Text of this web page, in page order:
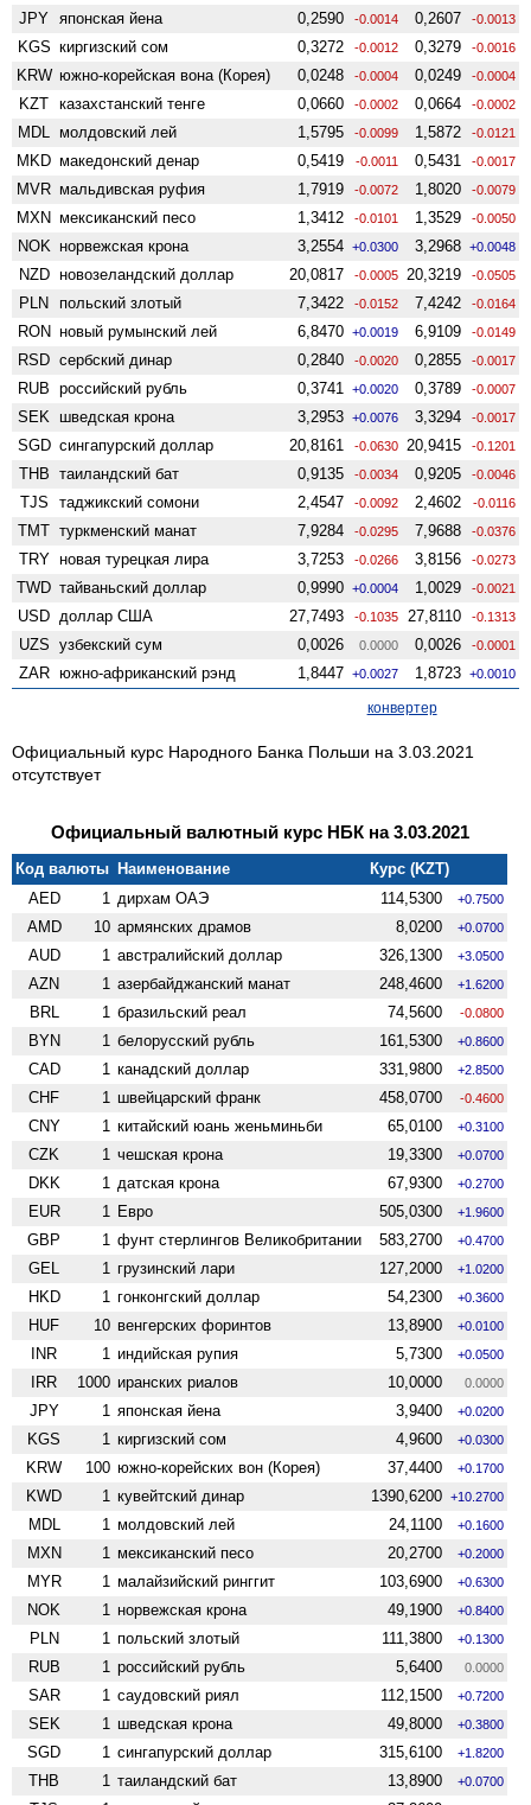
JPY японская йена 0,2590 -0.0014 0,2607 -0.0013
KGS киргизский сом 0,3272 -0.0012 0,3279 -0.0016
KRW южно-корейская вона (Корея) 0,0248 -0.0004 0,0249 -0.0004
KZT казахстанский тенге 0,0660 -0.0002 0,0664 -0.0002
MDL молдовский лей 1,5795 -0.0099 1,5872 -0.0121
MKD македонский денар 0,5419 -0.0011 0,5431 -0.0017
MVR мальдивская руфия 1,7919 -0.0072 1,8020 -0.0079
MXN мексиканский песо 1,3412 -0.0101 1,3529 -0.0050
NOK норвежская крона 3,2554 +0.0300 3,2968 +0.0048
NZD ново­зеландский доллар 20,0817 -0.0005 20,3219 -0.0505
PLN польский злотый 7,3422 -0.0152 7,4242 -0.0164
RON новый румынский лей 6,8470 +0.0019 6,9109 -0.0149
RSD сербский динар 0,2840 -0.0020 0,2855 -0.0017
RUB российский рубль 0,3741 +0.0020 0,3789 -0.0007
SEK шведская крона 3,2953 +0.0076 3,3294 -0.0017
SGD сингапурский доллар 20,8161 -0.0630 20,9415 -0.1201
THB таиландский бат 0,9135 -0.0034 0,9205 -0.0046
TJS таджикский сомони 2,4547 -0.0092 2,4602 -0.0116
TMT туркменский манат 7,9284 -0.0295 7,9688 -0.0376
TRY новая турецкая лира 3,7253 -0.0266 3,8156 -0.0273
TWD тайваньский доллар 0,9990 +0.0004 1,0029 -0.0021
USD доллар США 27,7493 -0.1035 27,8110 -0.1313
UZS узбекский сум 0,0026 0.0000 0,0026 -0.0001
ZAR южно-африканский рэнд 1,8447 +0.0027 1,8723 +0.0010
конвертер
Официальный курс Народного Банка Польши на 3.03.2021
отсутствует
Официальный валютный курс НБК на 3.03.2021
Код валюты Наименование
Курс (KZT)
AED
1 дирхам ОАЭ 114,5300 +0.7500
AMD 10 армянских драмов 8,0200 +0.0700
AUD 1 австралийский доллар 326,1300 +3.0500
AZN 1 азербайджанский манат 248,4600 +1.6200
BRL 1 бразильский реал 74,5600 -0.0800
BYN 1 белорусский рубль 161,5300 +0.8600
CAD 1 канадский доллар 331,9800 +2.8500
CHF 1 швейцарский франк 458,0700 -0.4600
CNY 1 китайский юань женьминьби 65,0100 +0.3100
CZK 1 чешская крона 19,3300 +0.0700
DKK 1 датская крона 67,9300 +0.2700
EUR 1 Евро 505,0300 +1.9600
GBP 1 фунт стерлингов Велико­британии 583,2700 +0.4700
GEL 1 грузинский лари 127,2000 +1.0200
HKD 1 гонконгский доллар 54,2300 +0.3600
HUF 10 венгерских форинтов 13,8900 +0.0100
INR 1 индийская рупия 5,7300 +0.0500
IRR 1000 иранских риалов 10,0000 0.0000
JPY 1 японская йена 3,9400 +0.0200
KGS 1 киргизский сом 4,9600 +0.0300
KRW 100 южно-корейских вон (Корея) 37,4400 +0.1700
KWD 1 кувейтский динар 1390,6200 +10.2700
MDL 1 молдовский лей 24,1100 +0.1600
MXN 1 мексиканский песо 20,2700 +0.2000
MYR 1 малайзийский ринггит 103,6900 +0.6300
NOK 1 норвежская крона 49,1900 +0.8400
PLN 1 польский злотый 111,3800 +0.1300
RUB 1 российский рубль 5,6400 0.0000
SAR 1 саудовский риял 112,1500 +0.7200
SEK 1 шведская крона 49,8000 +0.3800
SGD 1 сингапурский доллар 315,6100 +1.8200
THB 1 таиландский бат 13,8900 +0.0700